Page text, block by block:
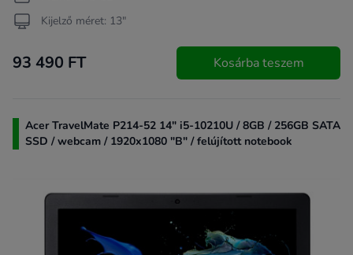
Kijelző méret: 13"
93 490 FT Kosárba teszem
Acer TravelMate P214-52 14" i5-10210U / 8GB / 256GB SATA
SSD / webcam / 1920x1080 "B" / felújított notebook